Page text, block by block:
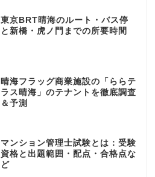
東京BRT晴海のルート・バス停
と新橋・虎ノ門までの所要時間
晴海フラッグ商業施設の「ららテ
ラス晴海」のテナントを徹底調査
＆予測
マンション管理士試験とは：受験
資格と出題範囲・配点・合格点な
ど